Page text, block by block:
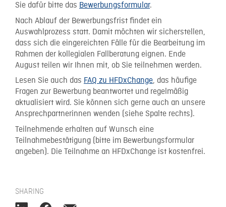
Sie dafür bitte das Bewerbungsformular.
Nach Ablauf der Bewerbungsfrist findet ein
Auswahlprozess statt. Damit möchten wir sicherstellen,
dass sich die eingereichten Fälle für die Bearbeitung im
Rahmen der kollegialen Fallberatung eignen. Ende
August teilen wir Ihnen mit, ob Sie teilnehmen werden.
Lesen Sie auch das FAQ zu HFDxChange, das häufige
Fragen zur Bewerbung beantwortet und regelmäßig
aktualisiert wird. Sie können sich gerne auch an unsere
Ansprechpartnerinnen wenden (siehe Spalte rechts).
Teilnehmende erhalten auf Wunsch eine
Teilnahmebestätigung (bitte im Bewerbungsformular
angeben). Die Teilnahme an HFDxChange ist kostenfrei.
SHARING